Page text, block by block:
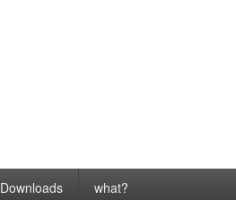
Downloads what?